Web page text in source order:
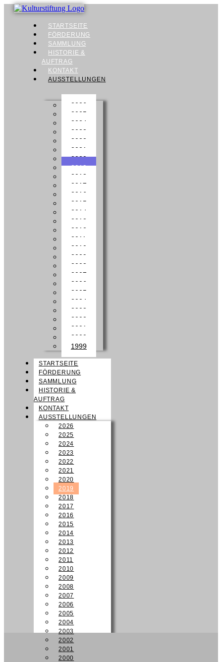
STARTSEITE
FÖRDERUNG
SAMMLUNG
HISTORIE &
AUFTRAG
KONTAKT
AUSSTELLUNGEN
2026
2025
2024
2023
2022
2021
2020
2019
2018
2017
2016
2015
2014
2013
2012
2011
2010
2009
2008
2007
2006
2005
2004
2003
2002
2001
2000
1999
STARTSEITE
FÖRDERUNG
SAMMLUNG
HISTORIE &
AUFTRAG
KONTAKT
AUSSTELLUNGEN
2026
2025
2024
2023
2022
2021
2020
2019
2018
2017
2016
2015
2014
2013
2012
2011
2010
2009
2008
2007
2006
2005
2004
2003
2002
2001
2000